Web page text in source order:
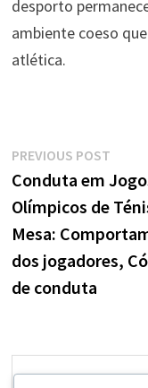
desporto
ambiente coeso
atlética.
Post
navigation
PREVIOUS POST
post:
Conduta em
Olímpicos de
Mesa:
dos jogadores,
de conduta